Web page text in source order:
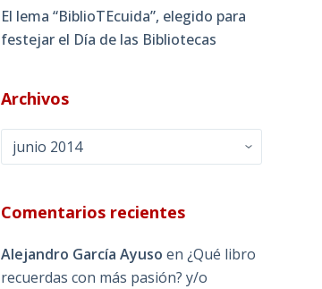
El lema “BiblioTEcuida”, elegido para
festejar el Día de las Bibliotecas
Archivos
Archivos
Comentarios recientes
Alejandro García Ayuso en¿Qué libro
recuerdas con más pasión? y/o